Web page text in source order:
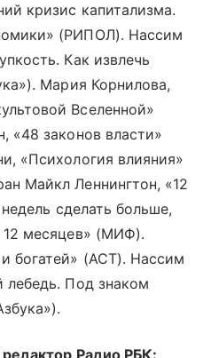
кризис капитализма.
(РИПОЛ). Нассим
Как извлечь
Мария Корнилова,
Вселенной»
«48 законов власти»
«Психология влияния»
Майкл Леннингтон, «12
сделать больше,
12 месяцев» (МИФ).
богатей» (АСТ). Нассим
лебедь. Под знаком